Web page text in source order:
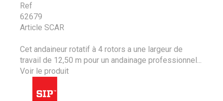
Ref
62679
Article SCAR
Cet andaineur rotatif à 4 rotors a une largeur de
travail de 12,50 m pour un andainage professionnel...
Voir le produit